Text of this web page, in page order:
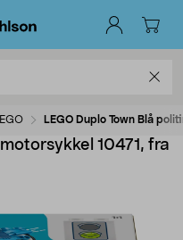
LEGO Duplo Town Blå
10471, fra